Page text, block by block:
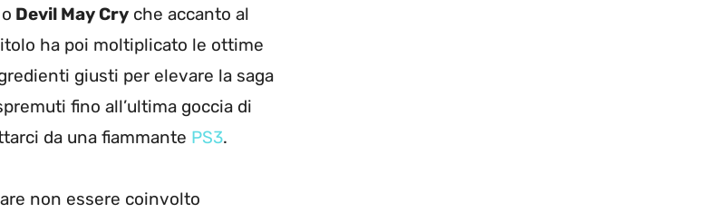
o Devil May Cry che accanto al
ha poi moltiplicato le ottime
giusti per elevare la saga
fino all’ultima goccia di
da una fiammante PS3.
non essere coinvolto